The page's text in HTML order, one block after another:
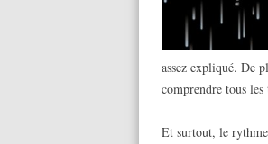
assez expliqué. De
comprendre tous
Et surtout, le